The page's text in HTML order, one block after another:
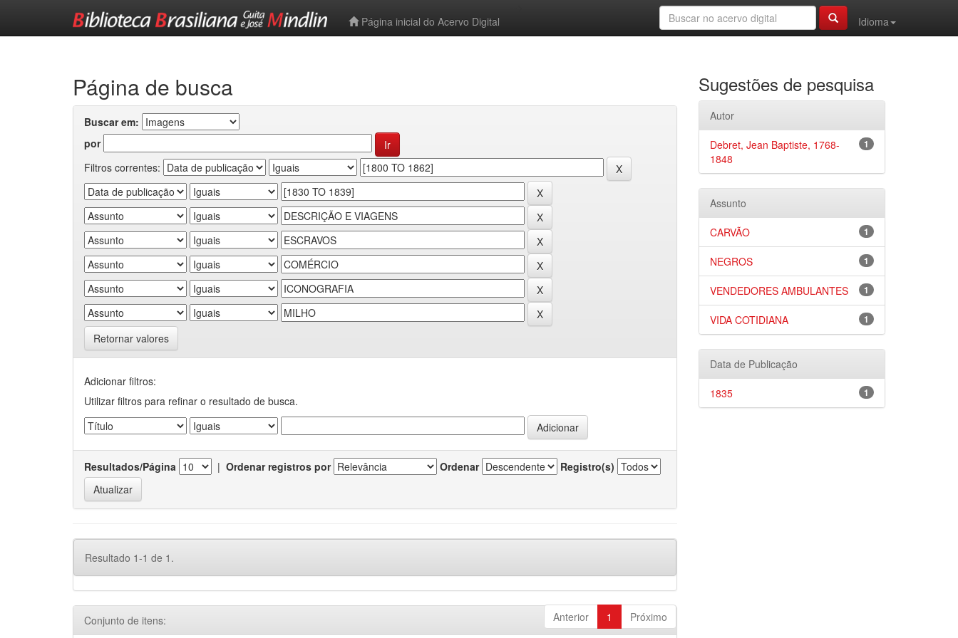
Página inicial do Acervo Digital
Idioma
Página de busca
Buscar em:
por
Filtros correntes:
Retornar valores
Adicionar filtros:
Utilizar filtros para refinar o resultado de busca.
Resultados/Página | Ordenar registros por Ordenar Registro(s)
Resultado 1-1 de 1.
Anterior 1 Próximo
Conjunto de itens:
Sugestões de pesquisa
Autor
1
Debret, Jean Baptiste, 1768-
1848
Assunto
1
CARVÃO
1
NEGROS
1
VENDEDORES AMBULANTES
1
VIDA COTIDIANA
Data de Publicação
1
1835